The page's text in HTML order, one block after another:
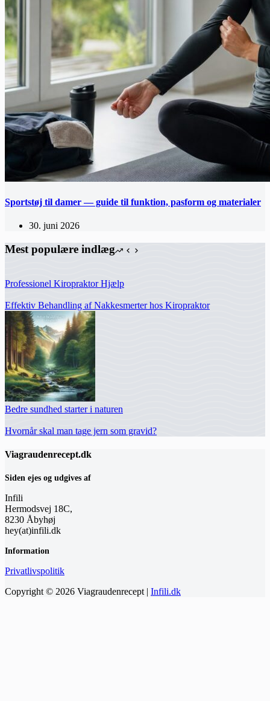
Sportstøj til damer — guide til funktion, pasform og materialer
30. juni 2026
Mest populære indlæg
Professionel Kiropraktor Hjælp
Effektiv Behandling af Nakkesmerter hos Kiropraktor
Bedre sundhed starter i naturen
Hvornår skal man tage jern som gravid?
Viagraudenrecept.dk
Siden ejes og udgives af
Infili
Hermodsvej 18C,
8230 Åbyhøj
hey(at)infili.dk
Information
Privatlivspolitik
Copyright © 2026 Viagraudenrecept | Infili.dk